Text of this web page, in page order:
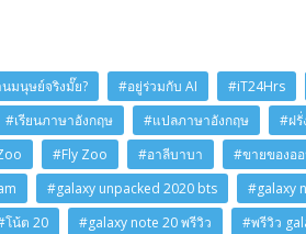
มนุษย์จริงมั๊ย? #อยู่ร่วมกับ AI #iT24Hrs
#เรียนภาษาอังกฤษ #แปลภาษาอังกฤษ #ฝรั่
#Fly Zoo #อาลีบาบา #ขายของอ
#galaxy unpacked 2020 bts #galaxy
โน้ต 20 #galaxy note 20 พรีวิว #พรีวิว